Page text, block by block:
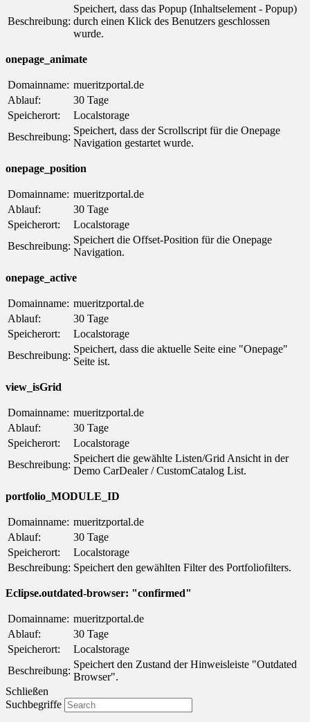
Beschreibung:
Speichert, dass das Popup (Inhaltselement - Popup)
durch einen Klick des Benutzers geschlossen
wurde.
onepage_animate
Domainname: mueritzportal.de
Ablauf:
30 Tage
Speicherort:
Localstorage
Beschreibung:
Speichert, dass der Scrollscript für die Onepage
Navigation gestartet wurde.
onepage_position
Domainname: mueritzportal.de
Ablauf:
30 Tage
Speicherort:
Localstorage
Beschreibung:
Speichert die Offset-Position für die Onepage
Navigation.
onepage_active
Domainname: mueritzportal.de
Ablauf:
30 Tage
Speicherort:
Localstorage
Beschreibung:
Speichert, dass die aktuelle Seite eine "Onepage"
Seite ist.
view_isGrid
Domainname: mueritzportal.de
Ablauf:
30 Tage
Speicherort:
Localstorage
Beschreibung:
Speichert die gewählte Listen/Grid Ansicht in der
Demo CarDealer / CustomCatalog List.
portfolio_MODULE_ID
Domainname: mueritzportal.de
Ablauf:
30 Tage
Speicherort:
Localstorage
Beschreibung: Speichert den gewählten Filter des Portfoliofilters.
Eclipse.outdated-browser: "confirmed"
Domainname: mueritzportal.de
Ablauf:
30 Tage
Speicherort:
Localstorage
Beschreibung:
Speichert den Zustand der Hinweisleiste "Outdated
Browser".
Schließen
Suchbegriffe